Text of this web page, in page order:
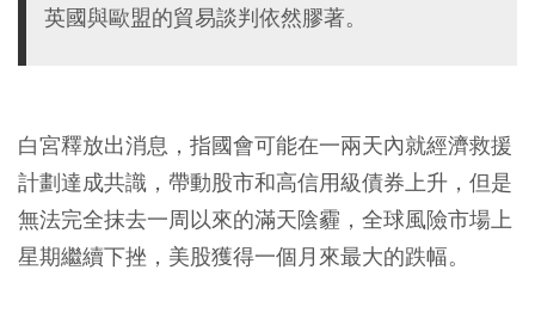
英國與歐盟的貿易談判依然膠著。
白宮釋放出消息，指國會可能在一兩天內就經濟救援
計劃達成共識，帶動股市和高信用級債券上升，但是
無法完全抹去一周以來的滿天陰霾，全球風險市場上
星期繼續下挫，美股獲得一個月來最大的跌幅。